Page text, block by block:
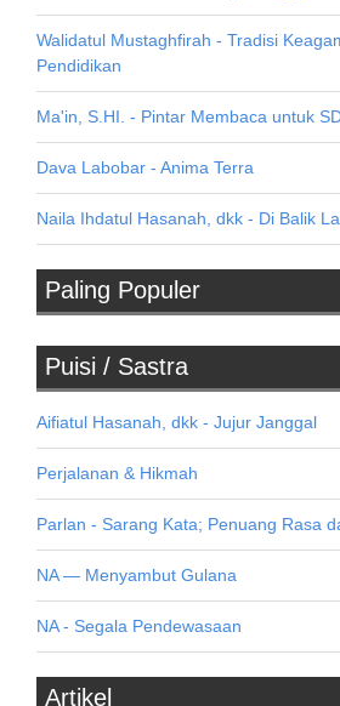
Walidatul Mustaghfirah - Tradisi
Pendidikan
Ma'in, S.HI. - Pintar Membaca untuk
Dava Labobar - Anima Terra
Naila Ihdatul Hasanah, dkk - Di Balik
Paling Populer
Puisi / Sastra
Aifiatul Hasanah, dkk - Jujur Janggal
Perjalanan & Hikmah
Parlan - Sarang Kata; Penuang Rasa
NA — Menyambut Gulana
NA - Segala Pendewasaan
Artikel